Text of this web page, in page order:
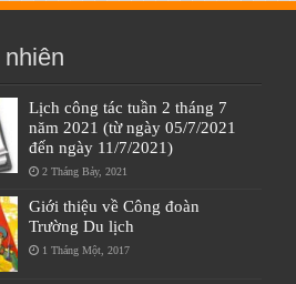
Lịch công tác tuần 2 tháng 7
năm 2021 (từ ngày 05/7/2021
đến ngày 11/7/2021)
2 Tháng Bảy, 2021
Giới thiệu về Công đoàn
Trường Du lịch
1 Tháng Một, 2017